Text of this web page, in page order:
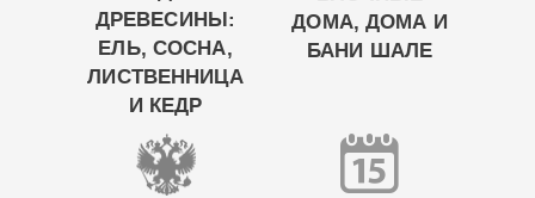
ДРЕВЕСИНЫ:
ЕЛЬ, СОСНА,
ЛИСТВЕННИЦА
И КЕДР
ДОМА, ДОМА И
БАНИ ШАЛЕ